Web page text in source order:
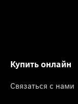
Купить онлайн
Связаться с нами